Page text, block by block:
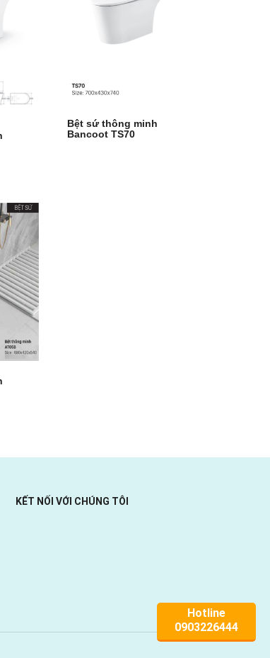
Bệt sứ thông minh
Bancoot TS70
KẾT NỐI VỚI CHÚNG TÔI
Hotline
0903226444